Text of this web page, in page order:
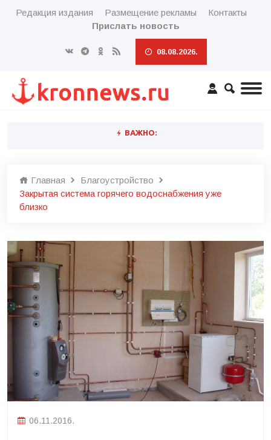
Редакция издания Размещение рекламы
Контакты
Прислать новость
08.08.2026.
ВАЖНО:
Главная
Благоустройство
Закрытая система горячего водоснабжения уже
близко
06.11.2016.